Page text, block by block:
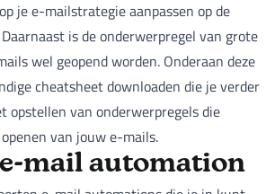
je e-mailstrategie aanpassen op de
is de onderwerpregel van grote
wel geopend worden. Onderaan deze
cheatsheet downloaden die je verder
opstellen van onderwerpregels die
van jouw e-mails.
mail automation